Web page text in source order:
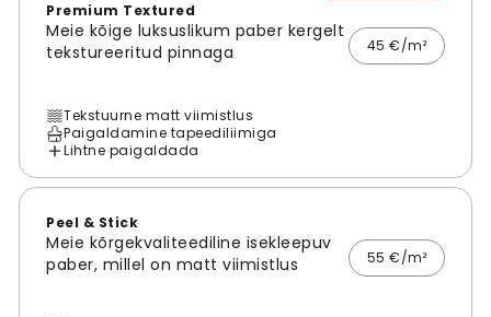
Premium Textured
Meie kõige luksuslikum paber kergelt
tekstureeritud pinnaga
45 €/m²
Tekstuurne matt viimistlus
Paigaldamine tapeediliimiga
Lihtne paigaldada
Peel & Stick
Meie kõrgekvaliteediline isekleepuv
paber, millel on matt viimistlus
55 €/m²